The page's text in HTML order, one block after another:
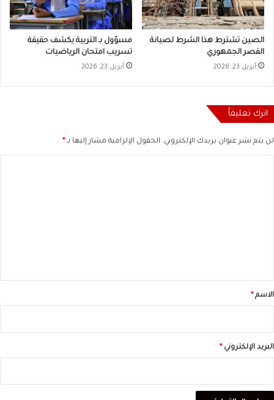
الصين تشترط هذا الشرط لصيانة
القصر الجمهوري
أبريل 23, 2026
مسؤول بـ التربية يكشف حقيقة
تسريب امتحان الرياضيات
أبريل 23, 2026
اترك تعليقاً
لن يتم نشر عنوان بريدك الإلكتروني. الحقول الإلزامية مشار إليها بـ*
*الاسم*
البريد الإلكتروني*